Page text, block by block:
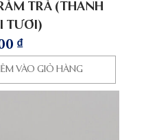
TRÀ (THANH
TƯƠI)
₫
VÀO GIỎ HÀNG